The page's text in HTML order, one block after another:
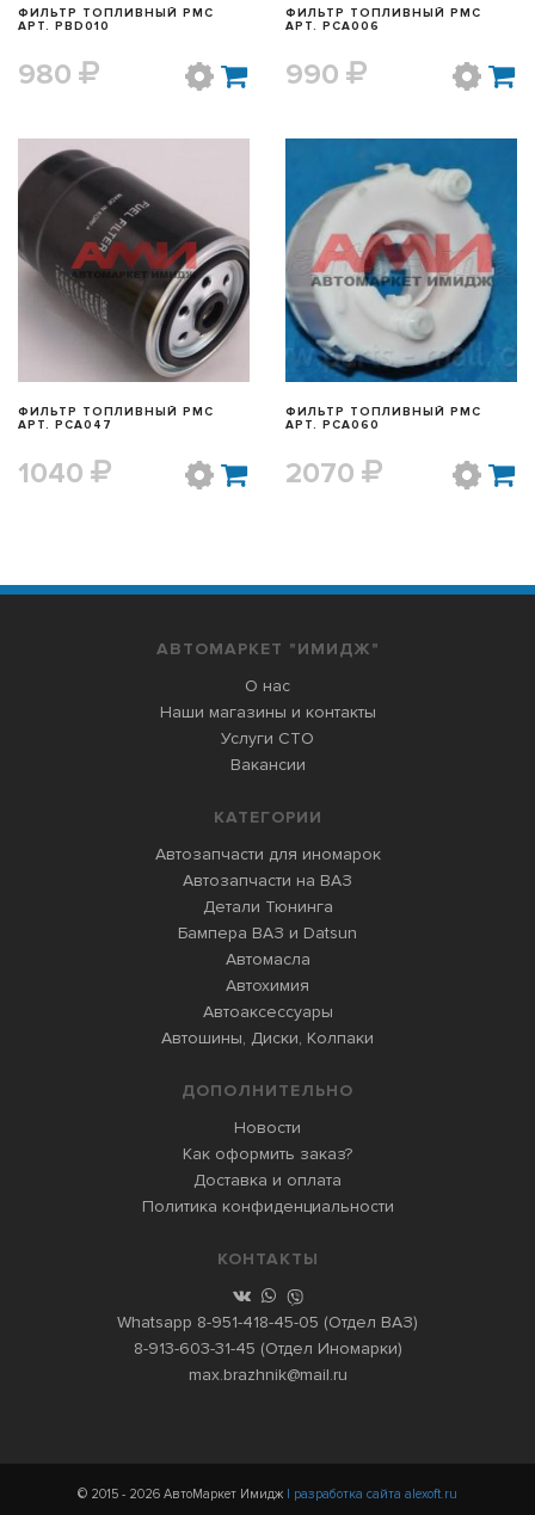
ФИЛЬТР ТОПЛИВНЫЙ PMC
АРТ. PBD010
980
ФИЛЬТР ТОПЛИВНЫЙ PMC
АРТ. PCA006
990
БЫСТРЫЙ ПРОСМОТР
ФИЛЬТР ТОПЛИВНЫЙ PMC
АРТ. PCA047
1040
БЫСТРЫЙ ПРОСМОТР
ФИЛЬТР ТОПЛИВНЫЙ PMC
АРТ. PCA060
2070
АВТОМАРКЕТ "ИМИДЖ"
О нас
Наши магазины и контакты
Услуги СТО
Вакансии
КАТЕГОРИИ
Автозапчасти для иномарок
Автозапчасти на ВАЗ
Детали Тюнинга
Бампера ВАЗ и Datsun
Автомасла
Автохимия
Автоаксессуары
Автошины, Диски, Колпаки
ДОПОЛНИТЕЛЬНО
Новости
Как оформить заказ?
Доставка и оплата
Политика конфиденциальности
КОНТАКТЫ
Whatsapp 8-951-418-45-05 (Отдел ВАЗ)
8-913-603-31-45 (Отдел Иномарки)
max.brazhnik@mail.ru
© 2015 - 2026 АвтоМаркет Имидж | разработка сайта alexoft.ru